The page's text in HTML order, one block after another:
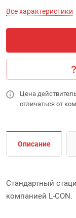
Все характеристики
Цена
отличаться от
Описание
Стандартный
компанией L-CON.